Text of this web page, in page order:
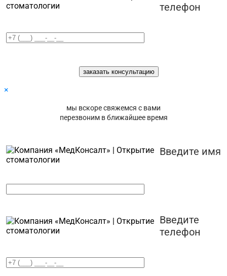
телефон
×
мы вскоре свяжемся с вами
перезвоним в ближайшее время
Введите имя
Введите
телефон